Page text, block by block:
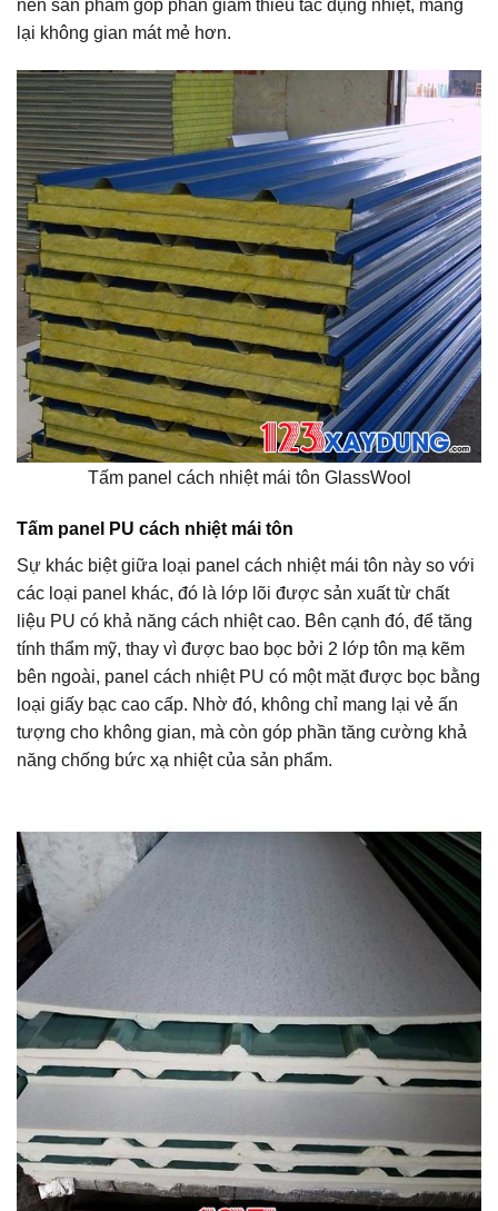
nên sản phẩm góp phần giảm thiểu tác dụng nhiệt, mang
lại không gian mát mẻ hơn.
Tấm panel cách nhiệt mái tôn GlassWool
Tấm panel PU cách nhiệt mái tôn
Sự khác biệt giữa loại panel cách nhiệt mái tôn này so với
các loại panel khác, đó là lớp lõi được sản xuất từ chất
liệu PU có khả năng cách nhiệt cao. Bên cạnh đó, để tăng
tính thẩm mỹ, thay vì được bao bọc bởi 2 lớp tôn mạ kẽm
bên ngoài, panel cách nhiệt PU có một mặt được bọc bằng
loại giấy bạc cao cấp. Nhờ đó, không chỉ mang lại vẻ ấn
tượng cho không gian, mà còn góp phần tăng cường khả
năng chống bức xạ nhiệt của sản phẩm.